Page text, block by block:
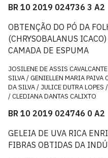
BR 10 2019 024736 3 A2
OBTENÇÃO DO PÓ DA
(CHRYSOBALANUS
CAMADA DE ESPUMA
JOSILENE DE ASSIS
SILVA / GENIELLEN MARIA PAIVA
DA SILVA / JULICE DUTRA
/ CLEDIANA DANTAS CALIXTO
BR 10 2019 024746 0 A2
GELEIA DE UVA RICA
FIBRAS OBTIDAS DA